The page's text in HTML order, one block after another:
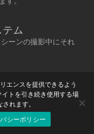
ム
ーンの撮影中にそれ
する
で表示します。
エンスを提供できるよう
トを引き続き使用する場
れます。
シーポリシーJapanese
German
Italian